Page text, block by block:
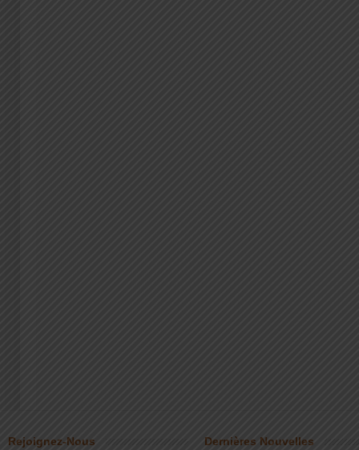
Rejoignez-Nous Dernières Nouvelles